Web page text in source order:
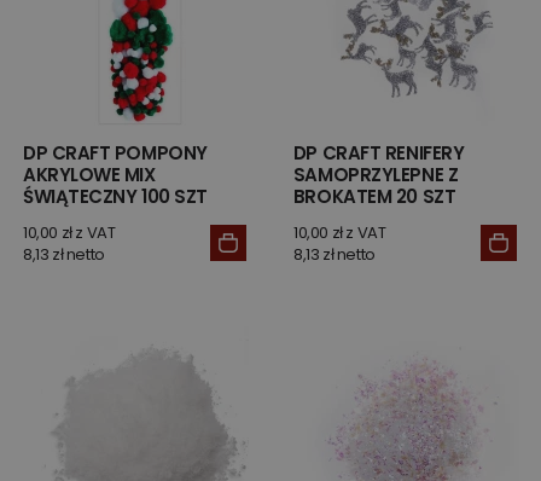
DP CRAFT POMPONY
AKRYLOWE MIX
ŚWIĄTECZNY 100 SZT
10,00 zł z VAT
8,13 zł netto
DP CRAFT RENIFERY
SAMOPRZYLEPNE Z
BROKATEM 20 SZT
10,00 zł z VAT
8,13 zł netto